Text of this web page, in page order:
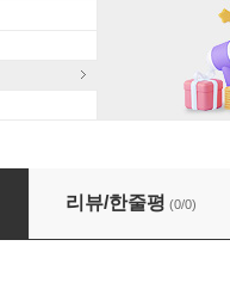
리뷰/한줄평 (0/0)